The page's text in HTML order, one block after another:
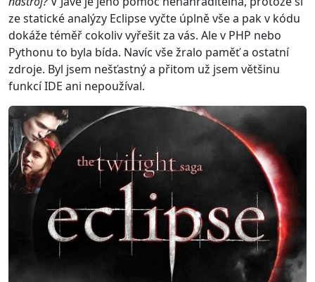
ze statické analýzy Eclipse vyčte úplně vše a pak v kódu
dokáže téměř cokoliv vyřešit za vás. Ale v PHP nebo
Pythonu to byla bída. Navíc vše žralo paměť a ostatní
zdroje. Byl jsem nešťastný a přitom už jsem většinu
funkcí IDE ani nepoužíval.